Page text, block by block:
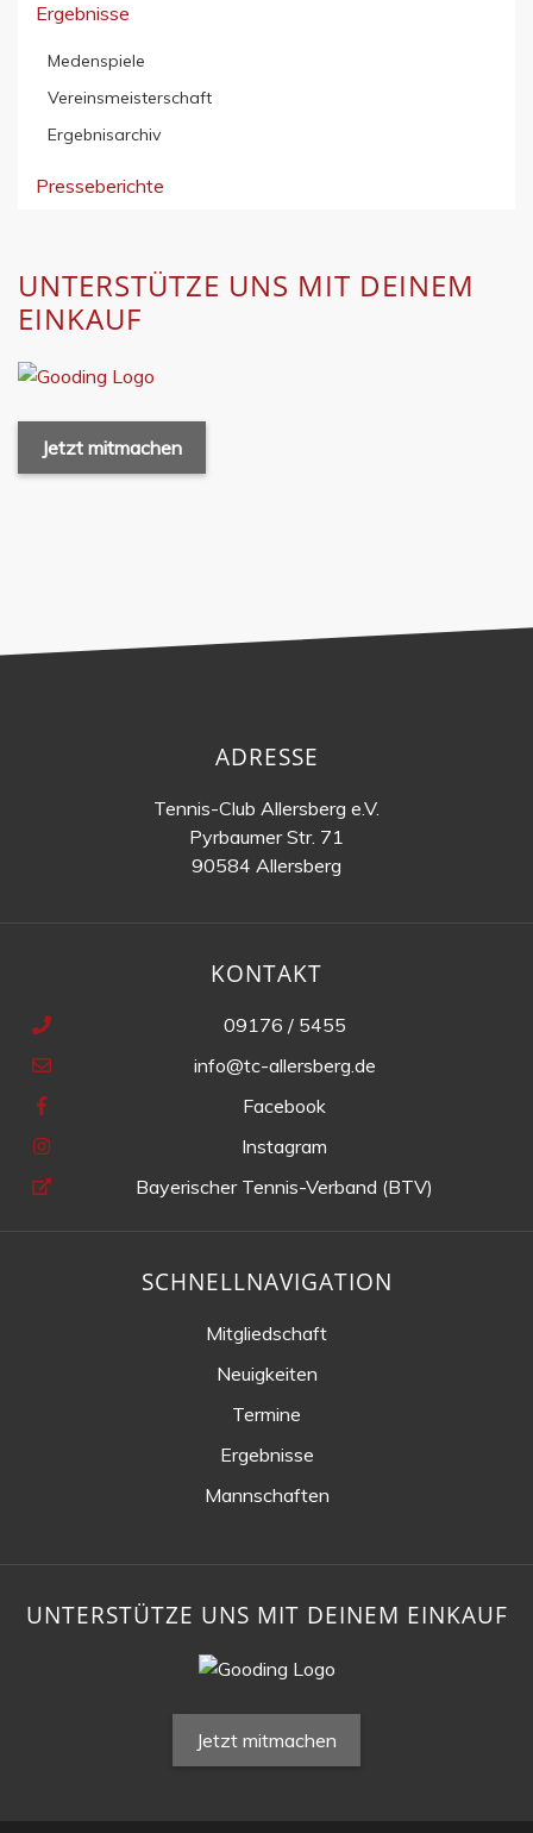
Ergebnisse
Medenspiele
Vereinsmeisterschaft
Ergebnisarchiv
Presseberichte
UNTERSTÜTZE UNS MIT DEINEM
EINKAUF
Jetzt mitmachen
ADRESSE
Tennis-Club Allersberg e.V.
Pyrbaumer Str. 71
90584 Allersberg
KONTAKT
09176 / 5455
info@tc-allersberg.de
Facebook
Instagram
Bayerischer Tennis-Verband (BTV)
SCHNELLNAVIGATION
Mitgliedschaft
Neuigkeiten
Termine
Ergebnisse
Mannschaften
UNTERSTÜTZE UNS MIT DEINEM EINKAUF
Jetzt mitmachen